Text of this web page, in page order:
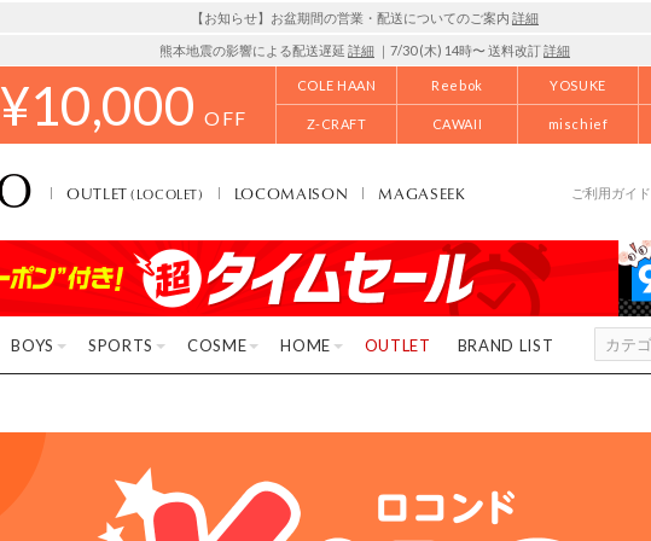
【お知らせ】お盆期間の営業・配送についてのご案内 詳細
熊本地震の影響による配送遅延 詳細 ｜7/30 (木) 14時〜 送料改訂詳細
¥10,000 OFF
COLE HAAN Reebok YOSUKE
Z-CRAFT CAWAII mischief
OUTLET(LOCOLET) LOCOMAISON MAGASEEK ご利用ガイド
BOYS SPORTS COSME HOME OUTLET BRAND LIST